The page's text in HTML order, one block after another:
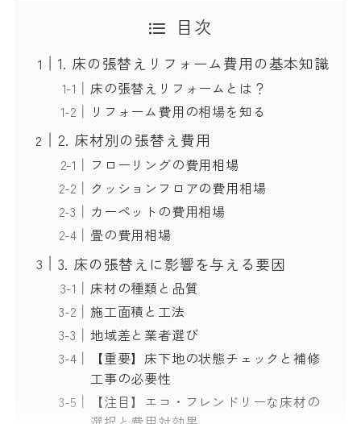
目次
1. 床の張替えリフォーム費用の基本知識
床の張替えリフォームとは？
リフォーム費用の相場を知る
2. 床材別の張替え費用
フローリングの費用相場
クッションフロアの費用相場
カーペットの費用相場
畳の費用相場
3. 床の張替えに影響を与える要因
床材の種類と品質
施工面積と工法
地域差と業者選び
【重要】床下地の状態チェックと補修
工事の必要性
【注目】エコ・フレンドリーな床材の